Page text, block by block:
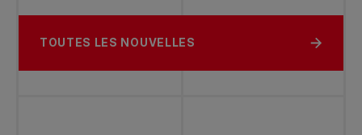
TOUTES LES NOUVELLES